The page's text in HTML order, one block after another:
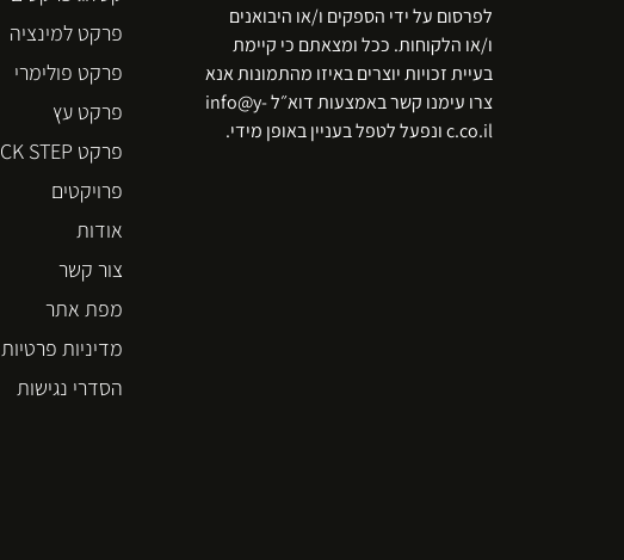
לפרסום על ידי הספקים ו/או היבואנים
ו/או הלקוחות. ככל ומצאתם כי קיימת
בעיית זכויות יוצרים באיזו מהתמונות אנא
צרו עימנו קשר באמצעות דוא״ל info@y-
c.co.il ונפעל לטפל בעניין באופן מידי.
פרקט למינציה
פרקט פולימרי
פרקט עץ
פרקט QUICK STEP
פרויקטים
אודות
צור קשר
מפת אתר
מדיניות פרטיות
הסדרי נגישות